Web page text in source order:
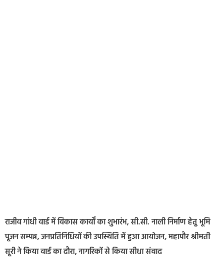
राजीव गांधी वार्ड में विकास कार्यों का शुभारंभ, सी.सी. नाली निर्माण हेतु भूमि
पूजन सम्पन्न, जनप्रतिनिधियों की उपस्थिति में हुआ आयोजन, महापौर श्रीमती
सूरी ने किया वार्ड का दौरा, नागरिकों से किया सीधा संवाद